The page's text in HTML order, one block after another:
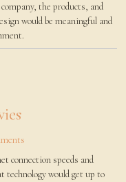
the products, and
would be meaningful and
connection speeds and
technology would get up to